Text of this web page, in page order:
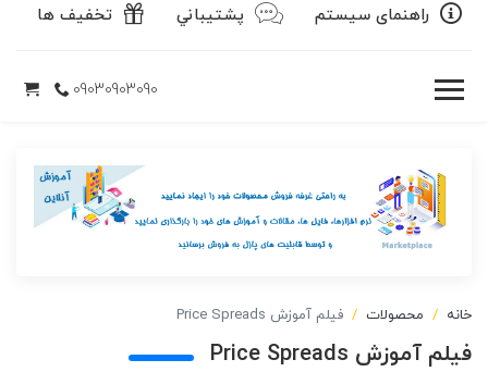
راهنمای سیستم پشتيباني تخفیف ها
09030903090
خانه محصولات فیلم آموزش Price Spreads
فیلم آموزش Price Spreads